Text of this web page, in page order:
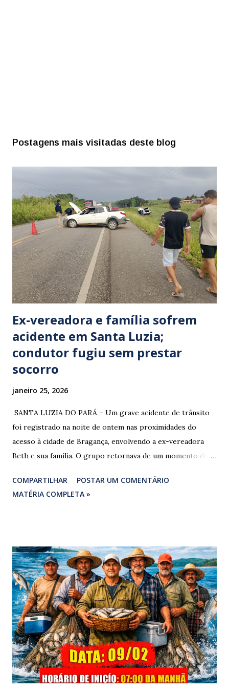
Postagens mais visitadas deste blog
Ex-vereadora e família sofrem
acidente em Santa Luzia;
condutor fugiu sem prestar
socorro
janeiro 25, 2026
​ SANTA LUZIA DO PARÁ – Um grave acidente de trânsito
foi registrado na noite de ontem nas proximidades do
acesso à cidade de Bragança, envolvendo a ex-vereadora
Beth e sua família. O grupo retornava de um momento de
vereadora e irmão dos ex-vereadores de Bragança, Mauro
Rodrigues e Zeca Rodrigues , estava voltando do
família foi atingido por uma caminhonete. O condutor da
mesma apresentava sinais visíveis de embriaguez, e
diversas latas de bebidas alcoólicas foram avistadas no
interior do veículo. O motorista, identificado por
moradores locais como irmão do vereador "Neguinho do
Coco", de Santa Luzia do Pará, evadiu-se do local sem
prestar assistência às vítimas. ​Atendimento e Danos ​A
Polícia Rodoviária Federal (PRF) foi acionada para atender a
ocorrênc...
COMPARTILHAR
POSTAR UM COMENTÁRIO
MATÉRIA COMPLETA »